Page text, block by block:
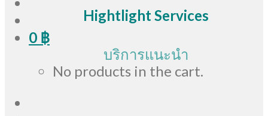
0 ฿
No products in the cart.
Hightlight Services
บริการแนะนำ